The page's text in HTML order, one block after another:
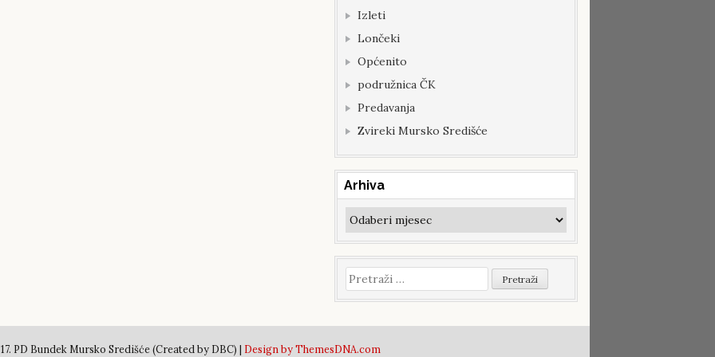
Izleti
Lončeki
Općenito
podružnica ČK
Predavanja
Zvireki Mursko Središće
Arhiva
Arhiva
Pretraži:
PD Bundek Mursko Središće (Created by DBC) | Design by ThemesDNA.com